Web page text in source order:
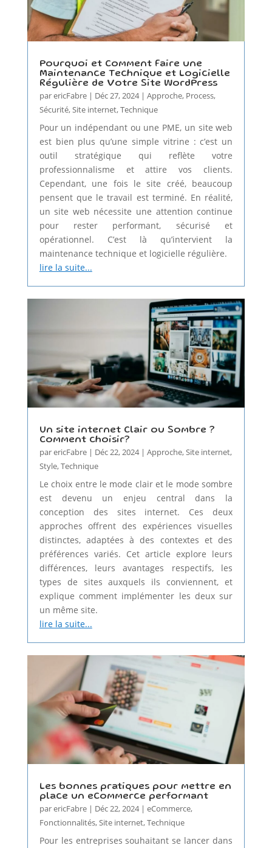
Pourquoi et Comment Faire une
Maintenance Technique et Logicielle
Régulière de Votre Site WordPress
parericFabre| Déc 27, 2024| Approche, Process,
Sécurité,Site internet,Technique
Pour un indépendant ou une PME, un site web
est bien plus qu’une simple vitrine : c’est un
outil stratégique qui reflète votre
professionnalisme et attire vos clients.
Cependant, une fois le site créé, beaucoup
pensent que le travail est terminé. En réalité,
un site web nécessite une attention continue
pour rester performant, sécurisé et
opérationnel. C’est là qu’intervient la
maintenance technique et logicielle régulière.
lire la suite...
Un site internet Clair ou Sombre ?
Comment choisir?
parericFabre| Déc 22, 2024| Approche,Site internet,
Style,Technique
Le choix entre le mode clair et le mode sombre
est devenu un enjeu central dans la
conception des sites internet. Ces deux
approches offrent des expériences visuelles
distinctes, adaptées à des contextes et des
préférences variés. Cet article explore leurs
différences, leurs avantages respectifs, les
types de sites auxquels ils conviennent, et
explique comment implémenter les deux sur
un même site.
lire la suite...
Les bonnes pratiques pour mettre en
place un eCommerce performant
parericFabre| Déc 22, 2024| eCommerce,
Fonctionnalités,Site internet,Technique
Pour les entreprises souhaitant se lancer dans